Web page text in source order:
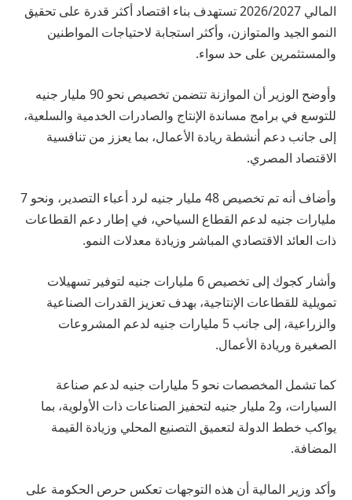
المالي 2026/2027 تستهدف بناء اقتصاد أكثر قدرة على تحقيق
النمو الجيد والمتوازن، وأكثر استجابة لاحتياجات المواطنين
والمستثمرين على حد سواء.
وأوضح الوزير أن الموازنة تتضمن تخصيص نحو 90 مليار جنيه
للتوسع في برامج مساندة الإنتاج والصادرات الخدمية والسلعية،
إلى جانب دعم أنشطة ريادة الأعمال، بما يعزز من تنافسية
الاقتصاد المصري.
وأضاف أنه تم تخصيص 48 مليار جنيه لرد أعباء التصدير، ونحو 7
مليارات جنيه لدعم القطاع السياحي، في إطار دعم القطاعات
ذات العائد الاقتصادي المباشر وزيادة معدلات النمو.
وأشار كجوك إلى تخصيص 6 مليارات جنيه لتوفير تسهيلات
تمويلية للقطاعات الإنتاجية، بهدف تعزيز القدرات الصناعية
والزراعية، إلى جانب 5 مليارات جنيه لدعم المشروعات
الصغيرة وريادة الأعمال.
كما تشمل المخصصات نحو 5 مليارات جنيه لدعم صناعة
السيارات، و2 مليار جنيه لتحفيز الصناعات ذات الأولوية، بما
يواكب خطط الدولة لتعميق التصنيع المحلي وزيادة القيمة
المضافة.
وأكد وزير المالية أن هذه التوجهات تعكس حرص الحكومة على